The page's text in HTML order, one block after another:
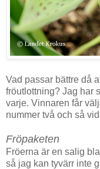
Vad passar bättre då
fröutlottning? Jag har
varje. Vinnaren får
nummer två och så
Fröpaketen
Fröerna är en salig
så jag kan tyvärr inte